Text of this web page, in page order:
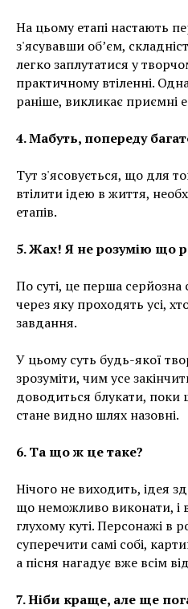
На цьому етапі настають
з'ясувавши об’єм,
легко заплутатися у
практичному втіленні.
раніше, викликає приємні
4. Мабуть, попереду
Тут з'ясовується, що для
втілити ідею в життя,
етапів.
5. Жах! Я не розумію що
По суті, це перша
через яку проходять усі,
завдання.
У цьому суть будь-якої
зрозуміти, чим усе
доводиться блукати, поки
стане видно шлях назовні.
6. Та що ж це таке?
Нічого не виходить, ідея
що неможливо виконати, і
глухому куті. Персонажі в
суперечити самі собі,
а пісня нагадує вже всім
7. Ніби краще, але ще